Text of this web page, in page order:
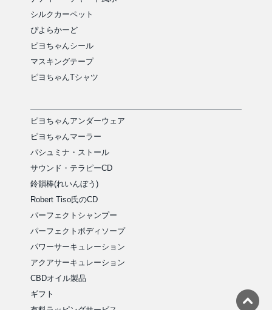
シルクカーペット
ぴよらかーど
ピヨちゃんシール
マスキングテープ
ピヨちゃんTシャツ
ピヨちゃんアンダーウェア
ピヨちゃんマーラー
パシュミナ・ストール
サウンド・テラピーCD
鈴韻棒(れいんぼう)
Robert Tiso氏のCD
パーフェクトシャンプー
パーフェクトボディソープ
パワーサーキュレーション
アクアサーキュレーション
CBDオイル製品
ギフト